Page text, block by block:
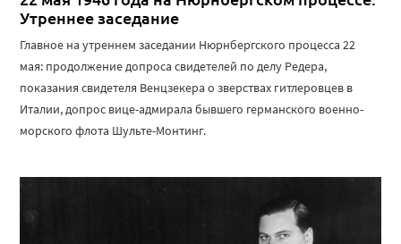
Утреннее заседание
Главное на утреннем заседании Нюрнбергского процесса 22
мая: продолжение допроса свидетелей по делу Редера,
показания свидетеля Венцзекера о зверствах гитлеровцев в
Италии, допрос вице-адмирала бывшего германского военно-
морского флота Шульте-Монтинг.